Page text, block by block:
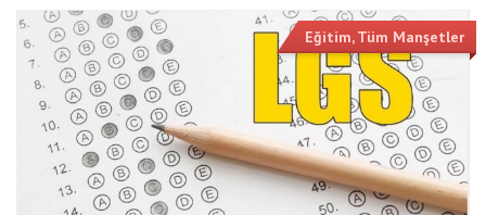
Eğitim,Tüm Manşetler